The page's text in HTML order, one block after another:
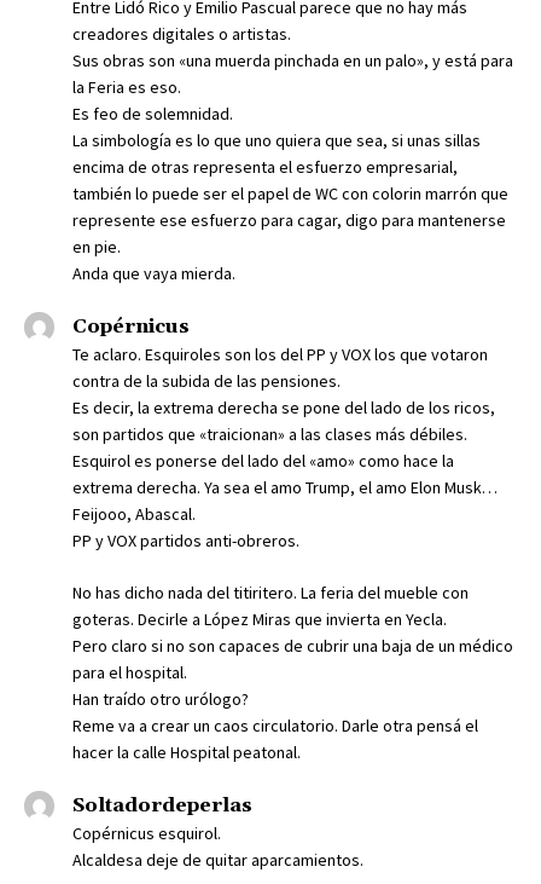
Entre Lidó Rico y Emilio Pascual parece que no hay más
creadores digitales o artistas.
Sus obras son «una muerda pinchada en un palo», y está para
la Feria es eso.
Es feo de solemnidad.
La simbología es lo que uno quiera que sea, si unas sillas
encima de otras representa el esfuerzo empresarial,
también lo puede ser el papel de WC con colorin marrón que
represente ese esfuerzo para cagar, digo para mantenerse
en pie.
Anda que vaya mierda.
Copérnicus
Te aclaro. Esquiroles son los del PP y VOX los que votaron
contra de la subida de las pensiones.
Es decir, la extrema derecha se pone del lado de los ricos,
son partidos que «traicionan» a las clases más débiles.
Esquirol es ponerse del lado del «amo» como hace la
extrema derecha. Ya sea el amo Trump, el amo Elon Musk…
Feijooo, Abascal.
PP y VOX partidos anti-obreros.
No has dicho nada del titiritero. La feria del mueble con
goteras. Decirle a López Miras que invierta en Yecla.
Pero claro si no son capaces de cubrir una baja de un médico
para el hospital.
Han traído otro urólogo?
Reme va a crear un caos circulatorio. Darle otra pensá el
hacer la calle Hospital peatonal.
Soltadordeperlas
Copérnicus esquirol.
Alcaldesa deje de quitar aparcamientos.